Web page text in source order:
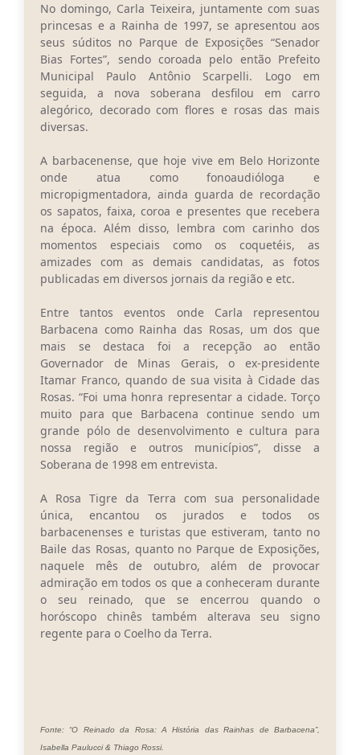
No domingo, Carla Teixeira, juntamente com suas
princesas e a Rainha de 1997, se apresentou aos
seus súditos no Parque de Exposições “Senador
Bias Fortes”, sendo coroada pelo então Prefeito
Municipal Paulo Antônio Scarpelli. Logo em
seguida, a nova soberana desfilou em carro
alegórico, decorado com flores e rosas das mais
diversas.
A barbacenense, que hoje vive em Belo Horizonte
onde atua como fonoaudióloga e
micropigmentadora, ainda guarda de recordação
os sapatos, faixa, coroa e presentes que recebera
na época. Além disso, lembra com carinho dos
momentos especiais como os coquetéis, as
amizades com as demais candidatas, as fotos
publicadas em diversos jornais da região e etc.
Entre tantos eventos onde Carla representou
Barbacena como Rainha das Rosas, um dos que
mais se destaca foi a recepção ao então
Governador de Minas Gerais, o ex-presidente
Itamar Franco, quando de sua visita à Cidade das
Rosas. “Foi uma honra representar a cidade. Torço
muito para que Barbacena continue sendo um
grande pólo de desenvolvimento e cultura para
nossa região e outros municípios”, disse a
Soberana de 1998 em entrevista.
A Rosa Tigre da Terra com sua personalidade
única, encantou os jurados e todos os
barbacenenses e turistas que estiveram, tanto no
Baile das Rosas, quanto no Parque de Exposições,
naquele mês de outubro, além de provocar
admiração em todos os que a conheceram durante
o seu reinado, que se encerrou quando o
horóscopo chinês também alterava seu signo
regente para o Coelho da Terra.
Fonte: “O Reinado da Rosa: A História das Rainhas de Barbacena”,
Isabella Paulucci & Thiago Rossi.